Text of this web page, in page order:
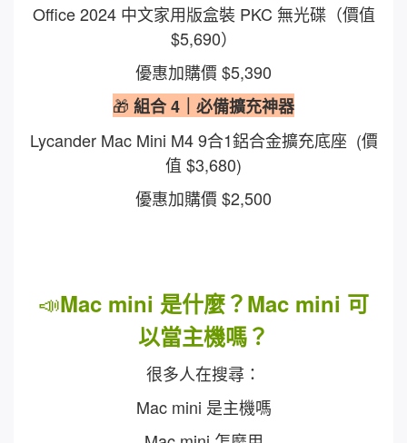
Office 2024 中文家用版盒裝 PKC 無光碟（價值
$5,690）
優惠加購價 $5,390
🎁 組合 4｜必備擴充神器
Lycander Mac Mini M4 9合1鋁合金擴充底座 (價
值 $3,680)
優惠加購價 $2,500
📣Mac mini 是什麼？Mac mini 可
以當主機嗎？
很多人在搜尋：​
Mac mini 是主機嗎